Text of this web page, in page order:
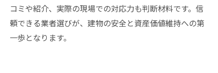
コミや紹介、実際の現場での対応力も判断材料です。信
頼できる業者選びが、建物の安全と資産価値維持への第
一歩となります。